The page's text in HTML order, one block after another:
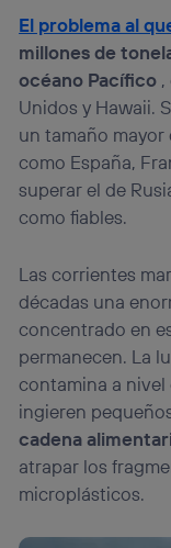
El problema al
millones de
océano Pacífico ,
Unidos y Hawaii.
un tamaño mayor
como España,
superar el de
como fiables.
Las corrientes
décadas una
concentrado en
permanecen. La
contamina a nivel
ingieren
cadena
atrapar los
microplásticos.
Si utilizas una
el marketing o
actividades de
que hayan
Si utilizasdatos
personalizado,
navegación
Puedes gestionar
“Administrar Utiq”
(“consenthub”).
política de